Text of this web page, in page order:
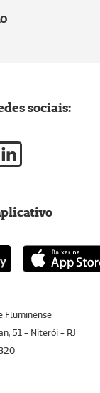
Fluminense
51 - Niterói - RJ
sociais: